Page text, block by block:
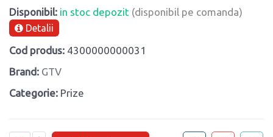
Disponibil: in stoc depozit (disponibil pe comanda)
Detalii
Cod produs: 4300000000031
Brand: GTV
Categorie: Prize